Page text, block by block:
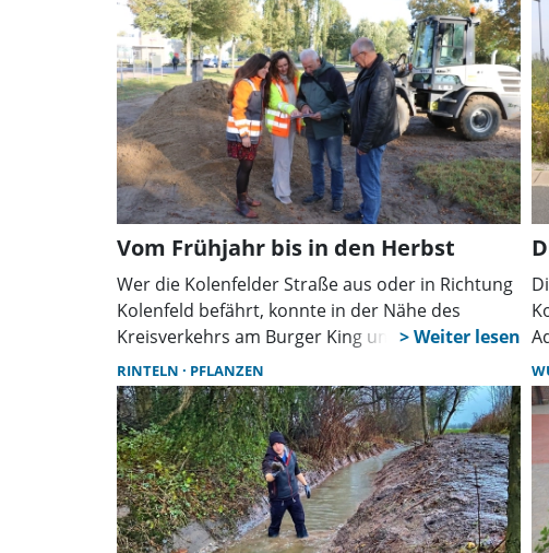
Landesgartenschau sein – und damit für 173
Tage zu einem Ort, an dem Veranstaltungen,
Begegnungen, Gartenideen und neue
Lieblingsplätze zusammenkommen.
Vom Frühjahr bis in den Herbst
Wer die Kolenfelder Straße aus oder in Richtung
Kolenfeld befährt, konnte in der Nähe des
Kreisverkehrs am Burger King umfangreiche
Erdarbeiten verfolgen. Die Stadt will einen
Hingucker auf einer eigenen Fläche von rund
2.000 Quadratmetern schaffen.
RINTELN PFLANZEN